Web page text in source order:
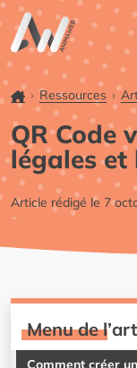
Accueil
Ressources
QR Code
légales
Article rédigé le 7
Menu de
Comment créer